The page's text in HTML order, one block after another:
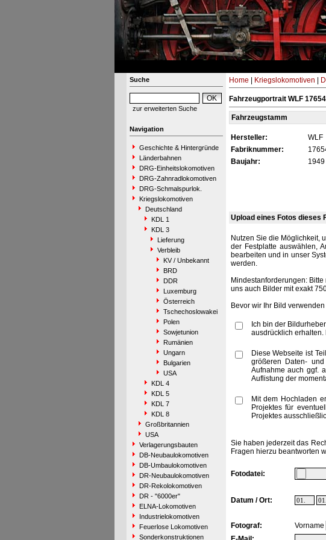
Suche
zur erweiterten Suche
Navigation
Geschichte & Hintergründe
Länderbahnen
DRG-Einheitslokomotiven
DRG-Zahnradlokomotiven
DRG-Schmalspurlok.
Kriegslokomotiven
Deutschland
KDL 1
KDL 3
Lieferung
Verbleib
KV / Unbekannt
BRD
DDR
Luxemburg
Österreich
Tschechoslowakei
Polen
Sowjetunion
Rumänien
Ungarn
Bulgarien
USA
KDL 4
KDL 5
KDL 7
KDL 8
Großbritannien
USA
Verlagerungsbauten
DB-Neubaulokomotiven
DB-Umbaulokomotiven
DR-Neubaulokomotiven
DR-Rekolokomotiven
DR - "6000er"
ELNA-Lokomotiven
Industrielokomotiven
Feuerlose Lokomotiven
Sonderkonstruktionen
Home Kriegslokomotiven
Fahrzeugportrait WLF 17654
Fahrzeugstamm
Hersteller: WLF
Fabriknummer:
Baujahr:
1949
Upload eines Fotos dieses
Nutzen Sie die Möglichkeit,
der Festplatte auswählen,
bearbeiten und in unser
werden.
Mindestanforderungen:
uns auch Bilder mit exakt
Bevor wir Ihr Bild
Ich bin der
ausdrücklich
Diese Webseite ist
größeren Daten-
Aufnahme auch ggf.
Auflistung der
Mit dem Hochladen
Projektes für
Projektes
Sie haben jederzeit das
Fragen hierzu beantworten
Fotodatei:
Datum / Ort:
Fotograf: Vorname